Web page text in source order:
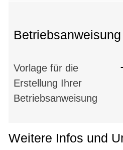
Betriebsanweisung
Vorlage für die
Erstellung Ihrer
Betriebsanweisung
Weitere Infos und